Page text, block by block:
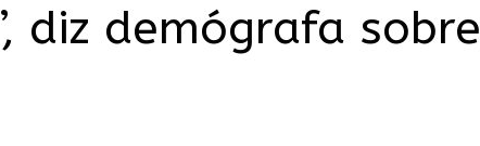
diz demógrafa sobre